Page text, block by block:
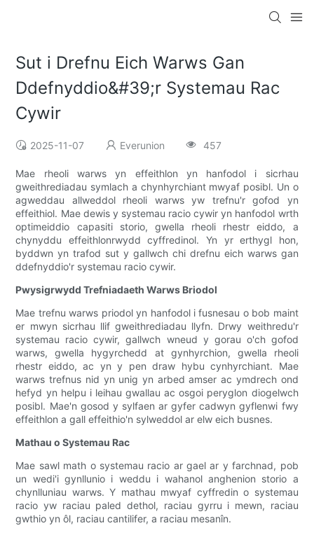
Sut i Drefnu Eich Warws Gan
Ddefnyddio&#39;r Systemau Rac
Cywir
2025-11-07 Everunion 457
Mae rheoli warws yn effeithlon yn hanfodol i sicrhau
gweithrediadau symlach a chynhyrchiant mwyaf posibl. Un o
agweddau allweddol rheoli warws yw trefnu'r gofod yn
effeithiol. Mae dewis y systemau racio cywir yn hanfodol wrth
optimeiddio capasiti storio, gwella rheoli rhestr eiddo, a
chynyddu effeithlonrwydd cyffredinol. Yn yr erthygl hon,
byddwn yn trafod sut y gallwch chi drefnu eich warws gan
ddefnyddio'r systemau racio cywir.
Pwysigrwydd Trefniadaeth Warws Briodol
Mae trefnu warws priodol yn hanfodol i fusnesau o bob maint
er mwyn sicrhau llif gweithrediadau llyfn. Drwy weithredu'r
systemau racio cywir, gallwch wneud y gorau o'ch gofod
warws, gwella hygyrchedd at gynhyrchion, gwella rheoli
rhestr eiddo, ac yn y pen draw hybu cynhyrchiant. Mae
warws trefnus nid yn unig yn arbed amser ac ymdrech ond
hefyd yn helpu i leihau gwallau ac osgoi peryglon diogelwch
posibl. Mae'n gosod y sylfaen ar gyfer cadwyn gyflenwi fwy
effeithlon a gall effeithio'n sylweddol ar elw eich busnes.
Mathau o Systemau Rac
Mae sawl math o systemau racio ar gael ar y farchnad, pob
un wedi'i gynllunio i weddu i wahanol anghenion storio a
chynlluniau warws. Y mathau mwyaf cyffredin o systemau
racio yw raciau paled dethol, raciau gyrru i mewn, raciau
gwthio yn ôl, raciau cantilifer, a raciau mesanîn.